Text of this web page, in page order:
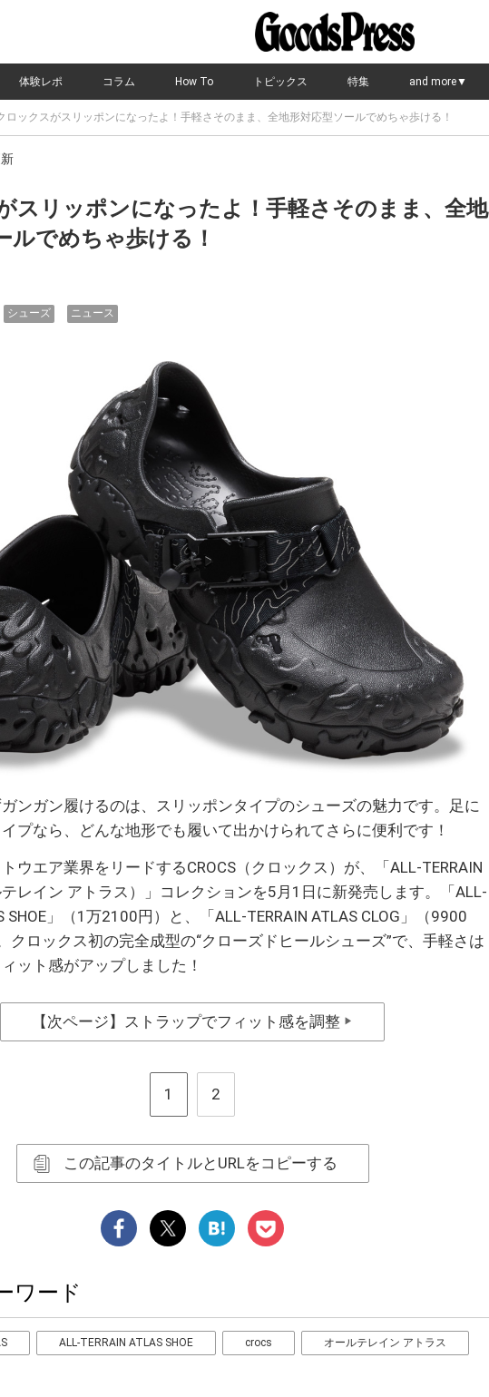
体験レポ コラム How To トピックス 特集 and more▼
ロックスがスリッポンになったよ！手軽さそのまま、全地形対応型ソールでめちゃ歩ける！
スリッポンになったよ！手軽さそのまま、全地
ルでめちゃ歩ける！
シューズ ニュース
ンガン履けるのは、スリッポンタイプのシューズの魅力です。足に
プなら、どんな地形でも履いて出かけられてさらに便利です！
ウエア業界をリードするCROCS（クロックス）が、「ALL-TERRAIN
レイン アトラス）」コレクションを5月1日に新発売します。「ALL-
SHOE」（1万2100円）と、「ALL-TERRAIN ATLAS CLOG」（9900
クロックス初の完全成型の“クローズドヒールシューズ”で、手軽さは
ット感がアップしました！
【次ページ】ストラップでフィット感を調整 ▶
1 2
この記事のタイトルとURLをコピーする
ワード
ALL-TERRAIN ATLAS SHOE crocs オールテレイン アトラス